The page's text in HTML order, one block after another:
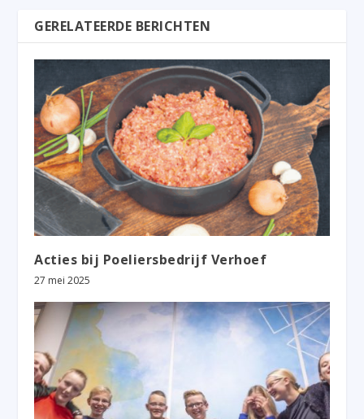
GERELATEERDE BERICHTEN
Acties bij Poeliersbedrijf Verhoef
27 mei 2025